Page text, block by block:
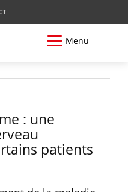
Menu
: une
patients